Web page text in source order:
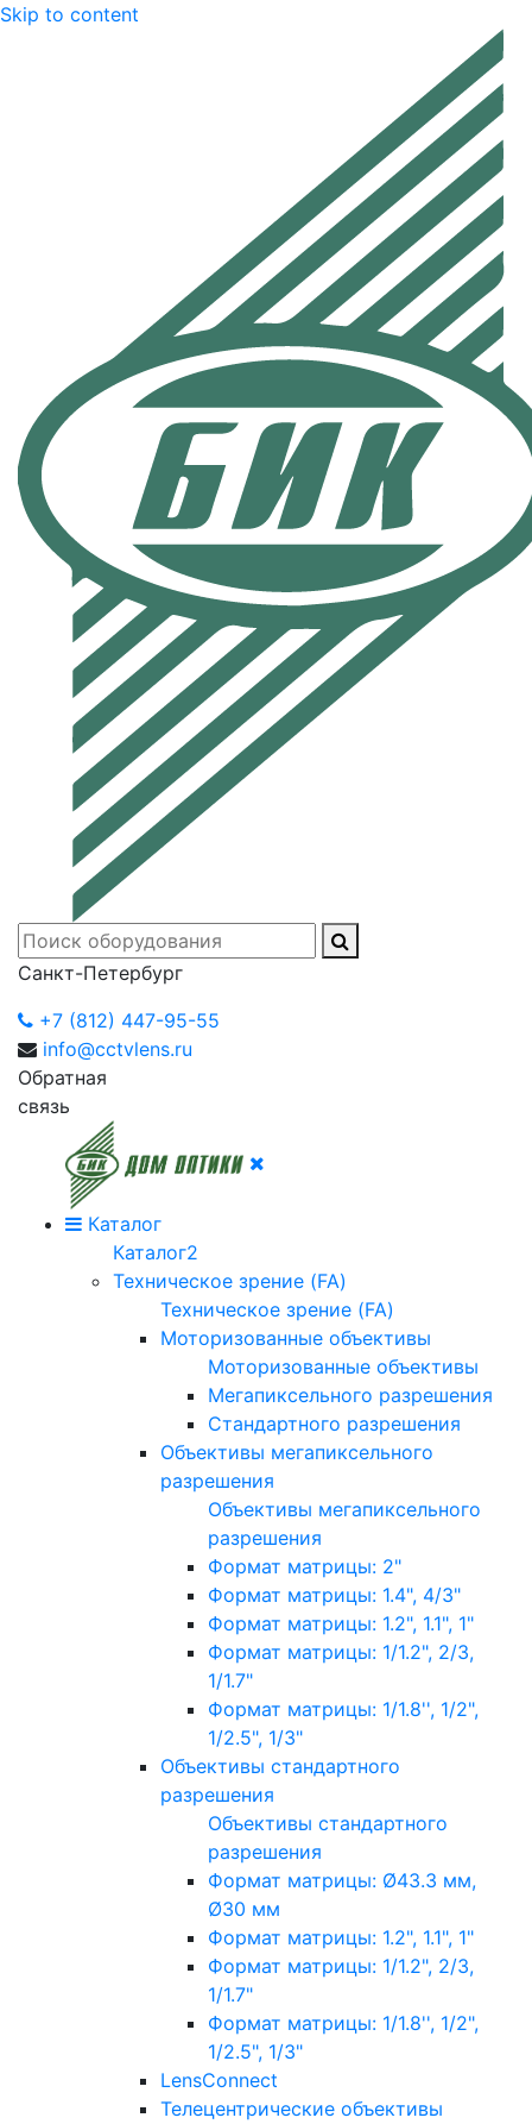
Skip to content
Санкт-Петербург
+7 (812) 447-95-55
info@cctvlens.ru
Обратная
связь
Каталог
Каталог2
Техническое зрение (FA)
Техническое зрение (FA)
Моторизованные объективы
Моторизованные объективы
Мегапиксельного разрешения
Стандартного разрешения
Объективы мегапиксельного
разрешения
Объективы мегапиксельного
разрешения
Формат матрицы: 2"
Формат матрицы: 1.4", 4/3"
Формат матрицы: 1.2", 1.1", 1"
Формат матрицы: 1/1.2", 2/3,
1/1.7"
Формат матрицы: 1/1.8'', 1/2",
1/2.5", 1/3"
Объективы стандартного
разрешения
Объективы стандартного
разрешения
Формат матрицы: Ø43.3 мм,
Ø30 мм
Формат матрицы: 1.2", 1.1", 1"
Формат матрицы: 1/1.2", 2/3,
1/1.7"
Формат матрицы: 1/1.8'', 1/2",
1/2.5", 1/3"
LensConnect
Телецентрические объективы